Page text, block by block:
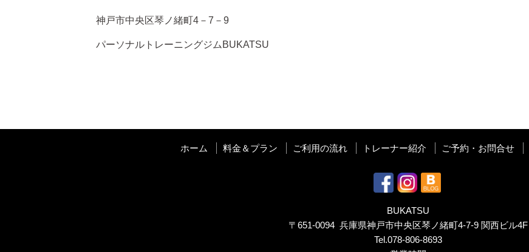
神戸市中央区琴ノ緒町4－7－9
パーソナルトレーニングジムBUKATSU
ホーム 料金＆プラン ご利用の流れ トレーナー紹介 ご予約・お問合せ
BUKATSU
〒651-0094 兵庫県神戸市中央区琴ノ緒町4-7-9 関西ビル4F
Tel.078-806-8693